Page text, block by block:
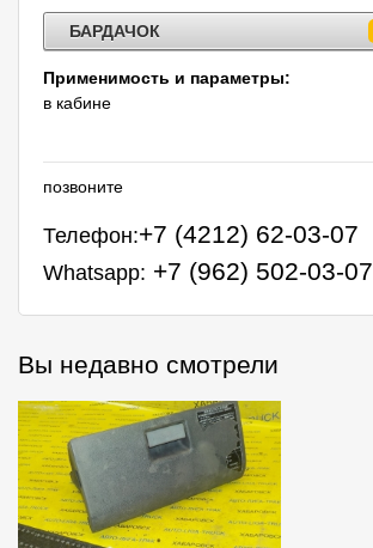
БАРДАЧОК
Применимость и параметры:
в кабине
позвоните
Телефон:+7 (4212) 62-03-07
Whatsapp: +7 (962) 502-03-07
Вы недавно смотрели